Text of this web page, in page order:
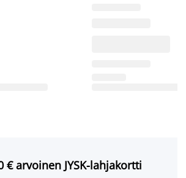
€ arvoinen JYSK-lahjakortti